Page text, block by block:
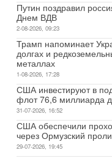
Путин поздравил
Днем ВДВ
2-08-2026, 09:23
Трамп напоминает
долгах и
металлах
1-08-2026, 17:28
США инвестируют в
флот 76,6 миллиарда
31-07-2026, 16:52
США обеспечили
через Ормузский
29-07-2026, 19:45